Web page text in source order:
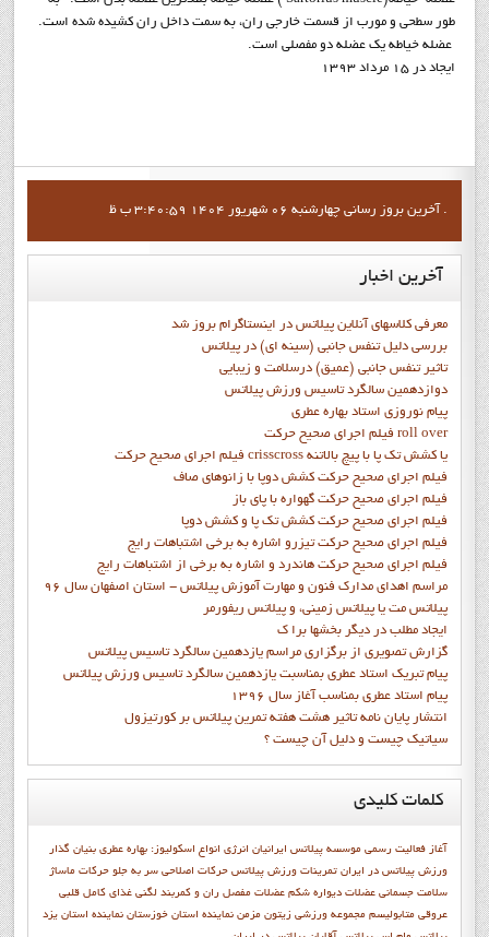
طور سطحی و مورب از قسمت خارجی ران، به سمت داخل ران کشیده شده است.
عضله خیاطه یک عضله دو مفصلی است.
ایجاد در 15 مرداد 1393
آخرين بروز رساني چهارشنبه 06 شهریور 1404 3:40:59 ب ظ .
آخرین اخبار
معرفی کلاسهای آنلاین پیلاتس در اینستاگرام بروز شد
بررسی دلیل تنفس جانبی (سینه ای) در پیلاتس
تاثیر تنفس جانبی (عمیق) درسلامت و زیبایی
دوازدهمين سالگرد تاسيس ورزش پيلاتس
پيام نوروزي استاد بهاره عطري
فيلم اجراي صحيح حرکت roll over
فيلم اجراي صحيح حركت crisscross يا كشش تك پا با پيچ بالاتنه
فيلم اجراي صحيح حرکت كشش دوپا با زانوهاي صاف
فيلم اجراي صحيح حرکت گهواره با پاي باز
فيلم اجراي صحيح حرکت کشش تک پا و کشش دوپا
فيلم اجراي صحيح حرکت تيزرو اشاره به برخي اشتباهات رايج
فيلم اجراي صحيح حرکت هاندرد و اشاره به برخي از اشتباهات رايج
مراسم اهدای مدارک فنون و مهارت آموزش پیلاتس - استان اصفهان سال 96
پیلاتس مت یا پیلاتس زمینی، و پیلاتس ریفورمر
ايجاد مطلب در ديگر بخشها برا ک
گزارش تصويري از برگزاري مراسم يازدهمين سالگرد تاسيس پيلاتس
پيام تبريک استاد عطري بمناسبت يازدهمين سالگرد تاسيس ورزش پيلاتس
پيام استاد عطري بمناسب آغاز سال 1396
انتشار پايان نامه تاثیر هشت هفته تمرین پیلاتس بر کورتیزول
سیاتیک چیست و دلیل آن چیست ؟
کلماتکلیدی
آغاز فعاليت رسمي موسسه پيلاتس ايرانيان انرژی انواع اسکولیوز: بهاره عطري بنيان گذار
ورزش پيلاتس در ايران تمرينات ورزش پيلاتس حرکات اصلاحی سر به جلو حرکات ماساژ
سلامت جسمانی عضلات دیواره شکم عضلات مفصل ران و کمربند لگنی غذای کامل قلبی
عروقی متابوليسم مجموعه ورزشی زیتون مزمن نماينده استان خوزستان نماينده استان يزد